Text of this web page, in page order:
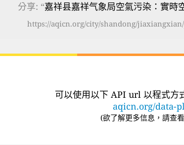
分享: “嘉祥县嘉祥气象局空氣污染：實時
https://aqicn.org/city/shandong/
可以使用以下 API url 以程式方
aqicn.org/data-
(欲了解更多信息，請查